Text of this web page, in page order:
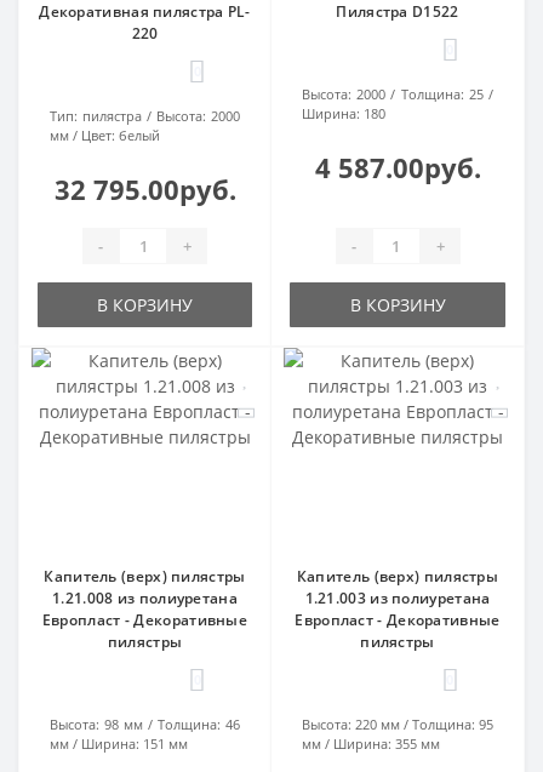
Декоративная пилястра PL-
220
Тип: пилястра Высота: 2000
мм
Цвет: белый
32 795.00руб.
- +
В КОРЗИНУ
Пилястра D1522
Высота: 2000 Толщина: 25
Ширина: 180
4 587.00руб.
- +
В КОРЗИНУ
Капитель (верх) пилястры
1.21.008 из полиуретана
Европласт - Декоративные
пилястры
Высота: 98 мм Толщина: 46
мм
Ширина: 151 мм
Капитель (верх) пилястры
1.21.003 из полиуретана
Европласт - Декоративные
пилястры
Высота: 220 мм Толщина: 95
мм
Ширина: 355 мм